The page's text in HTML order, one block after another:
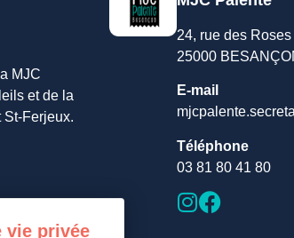
MJC
et de la
St-Ferjeux.
24, rue des Roses
25000
E-mail
Téléphone
03 81 80 41 80